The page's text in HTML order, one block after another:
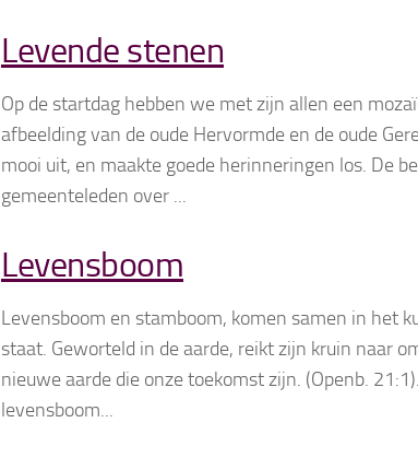
Levende stenen
Op de startdag hebben we met zijn allen een
afbeelding van de oude Hervormde en de oude
mooi uit, en maakte goede herinneringen los. De
gemeenteleden over ...
Levensboom
Levensboom en stamboom, komen samen in het
staat. Geworteld in de aarde, reikt zijn kruin naar
nieuwe aarde die onze toekomst zijn. (Openb.
levensboom...